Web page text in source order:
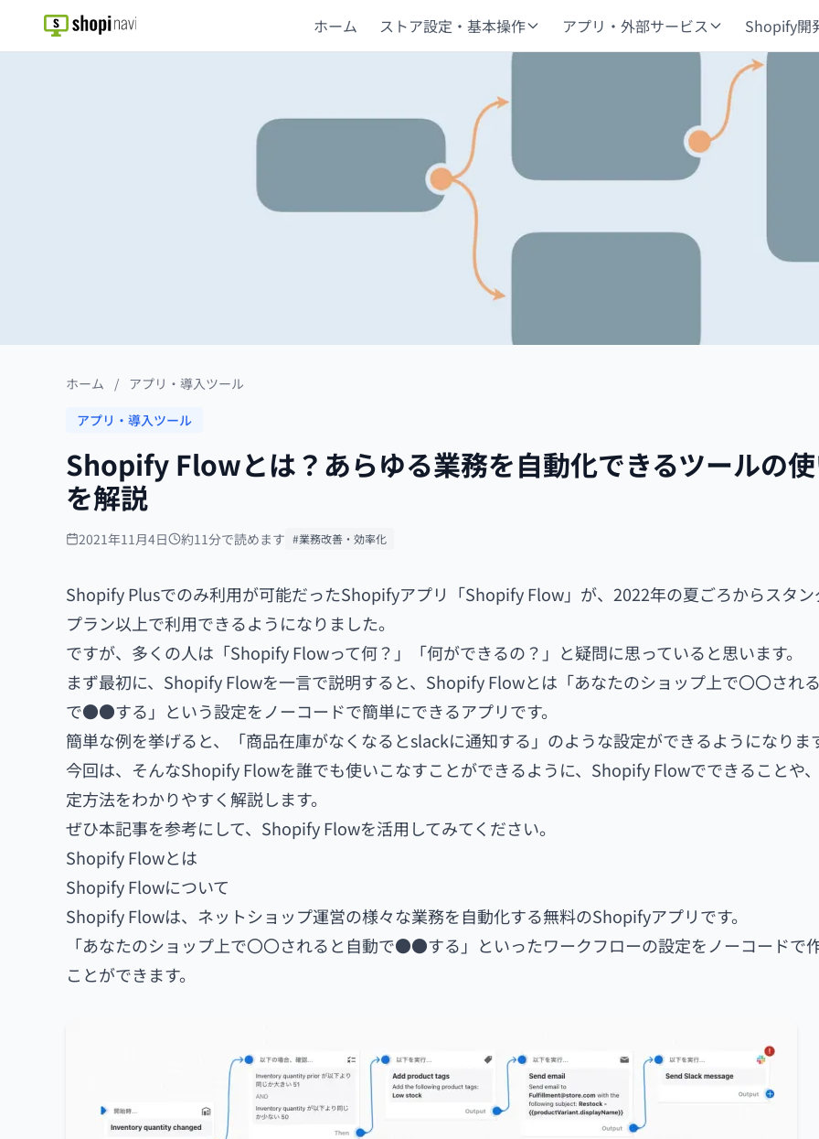
ホーム ストア設定・基本操作 アプリ・外部サービス Shopify開
ホーム / アプリ・導入ツール
アプリ・導入ツール
Shopify Flowとは？あらゆる業務を自動化できるツールの
を解説
2021年11月4日 約11分で読めます #業務改善・効率化
Shopify Plusでのみ利用が可能だったShopifyアプリ「Shopify Flow」が、2022年の夏ごろからスタン
プラン以上で利用できるようになりました。
ですが、多くの人は「Shopify Flowって何？」「何ができるの？」と疑問に思っていると思います。
まず最初に、Shopify Flowを一言で説明すると、Shopify Flowとは「あなたのショップ上で〇〇され
で●●する」という設定をノーコードで簡単にできるアプリです。
簡単な例を挙げると、「商品在庫がなくなるとslackに通知する」のような設定ができるようになりま
今回は、そんなShopify Flowを誰でも使いこなすことができるように、Shopify Flowでできることや
定方法をわかりやすく解説します。
ぜひ本記事を参考にして、Shopify Flowを活用してみてください。
Shopify Flowとは
Shopify Flowについて
Shopify Flowは、ネットショップ運営の様々な業務を自動化する無料のShopifyアプリです。
「あなたのショップ上で〇〇されると自動で●●する」といったワークフローの設定をノーコードで
ことができます。